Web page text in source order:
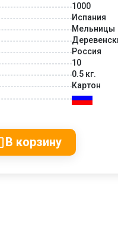
1000
Испания
Мельницы
Россия
10
0.5 кг.
Картон
В корзину